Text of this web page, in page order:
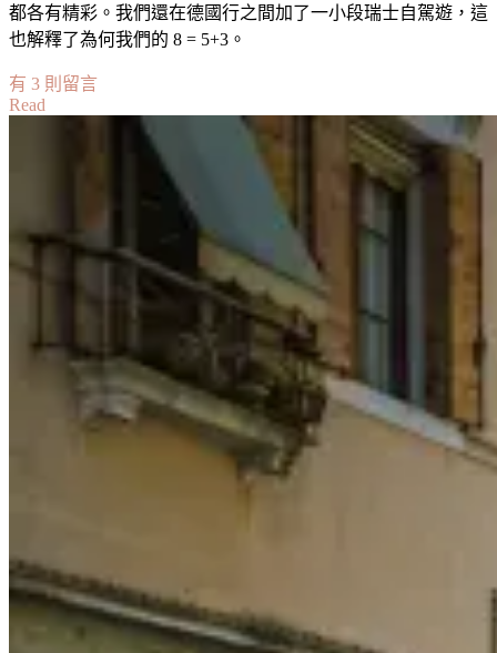
都各有精彩。我們還在德國行之間加了一小段瑞士自駕遊，這
也解釋了為何我們的 8 = 5+3。
在
〈德
5+3
天
(Germany)〉
有 3 則留言
Read